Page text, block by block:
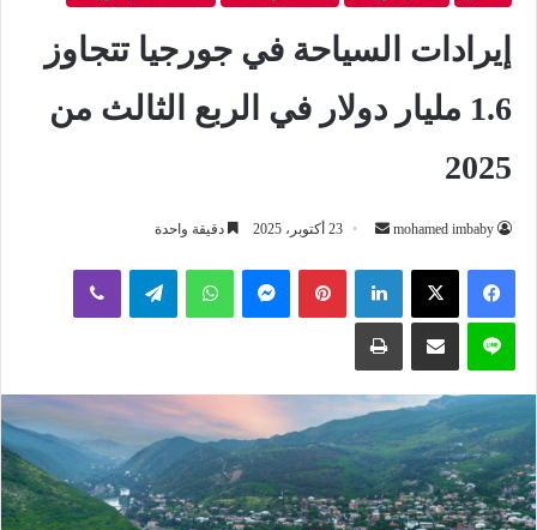
إيرادات السياحة في جورجيا تتجاوز
1.6 مليار دولار في الربع الثالث من
2025
mohamed imbaby
أرسل
إلكترونيا
23 أكتوبر، 2025 دقيقة واحدة
لينكدإن بينتيريستماسنجر واتساب تيلقرام ڤايبر
لاين مشاركة عبر البريد طباعة